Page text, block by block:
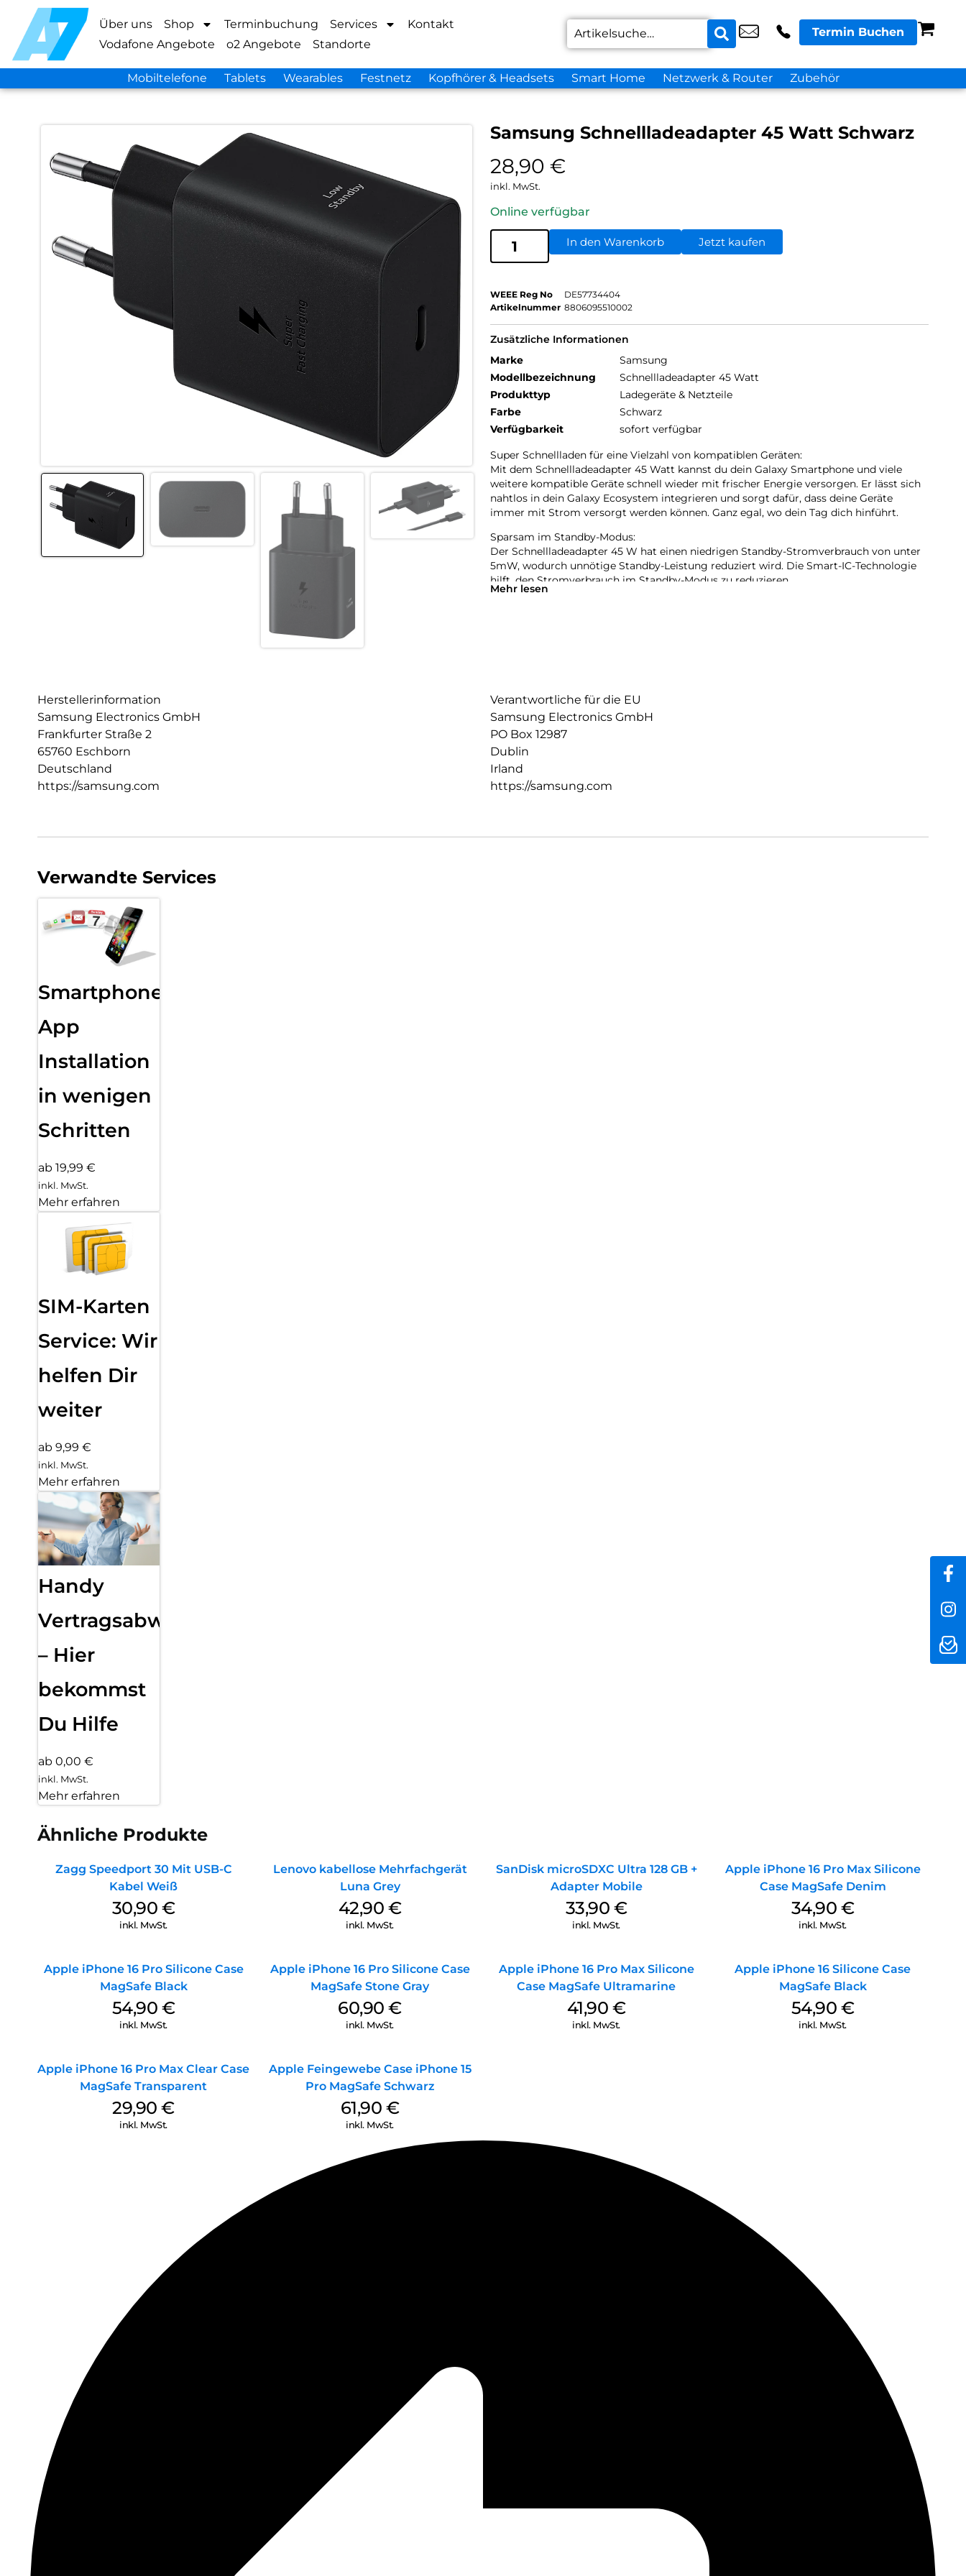
Über uns Shop Terminbuchung Services
Kontakt
Vodafone Angebote
o2 Angebote Standorte
Termin Buchen
Mobiltelefone Tablets Wearables Festnetz Kopfhörer & Headsets Smart Home Netzwerk & Router Zubehör
Samsung Schnellladeadapter 45 Watt Schwarz
28,90 €
inkl. MwSt.
Online verfügbar
In den Warenkorb Jetzt kaufen
WEEE Reg No
DE57734404
Artikelnummer 8806095510002
Zusätzliche Informationen
Marke
Samsung
Modellbezeichnung
Schnellladeadapter 45 Watt
Produkttyp
Ladegeräte & Netzteile
Farbe
Schwarz
Verfügbarkeit
sofort verfügbar
Super Schnellladen für eine Vielzahl von kompatiblen Geräten:
Mit dem Schnellladeadapter 45 Watt kannst du dein Galaxy Smartphone und viele
weitere kompatible Geräte schnell wieder mit frischer Energie versorgen. Er lässt sich
nahtlos in dein Galaxy Ecosystem integrieren und sorgt dafür, dass deine Geräte
immer mit Strom versorgt werden können. Ganz egal, wo dein Tag dich hinführt.
Sparsam im Standby-Modus:
Der Schnellladeadapter 45 W hat einen niedrigen Standby-Stromverbrauch von unter
5mW, wodurch unnötige Standby-Leistung reduziert wird. Die Smart-IC-Technologie
hilft, den Stromverbrauch im Standby-Modus zu reduzieren.
und sorgt so für ein sorgenfreies Ladeerlebnis. Versorge deine Geräte mit dem Wissen,
dass sie gut geschützt sind.
Mehr lesen
Herstellerinformation
Samsung Electronics GmbH
Frankfurter Straße 2
65760 Eschborn
Deutschland
https://samsung.com
Verantwortliche für die EU
Samsung Electronics GmbH
PO Box 12987
Dublin
Irland
https://samsung.com
Verwandte Services
Smartphone
App
Installation
in wenigen
Schritten
ab 19,99 €
inkl. MwSt.
Mehr erfahren
SIM-Karten
Service: Wir
helfen Dir
weiter
ab 9,99 €
inkl. MwSt.
Mehr erfahren
Handy
Vertragsabwicklung
– Hier
bekommst
Du Hilfe
ab 0,00 €
inkl. MwSt.
Mehr erfahren
Ähnliche Produkte
Zagg Speedport 30 Mit USB-C
Kabel Weiß
30,90 €
inkl. MwSt.
Lenovo kabellose Mehrfachgerät
Luna Grey
42,90 €
inkl. MwSt.
SanDisk microSDXC Ultra 128 GB +
Adapter Mobile
33,90 €
inkl. MwSt.
Apple iPhone 16 Pro Max Silicone
Case MagSafe Denim
34,90 €
inkl. MwSt.
Apple iPhone 16 Pro Silicone Case
MagSafe Black
54,90 €
inkl. MwSt.
Apple iPhone 16 Pro Silicone Case
MagSafe Stone Gray
60,90€
inkl. MwSt.
Apple iPhone 16 Pro Max Silicone
Case MagSafe Ultramarine
41,90 €
inkl. MwSt.
Apple iPhone 16 Silicone Case
MagSafe Black
54,90 €
inkl. MwSt.
Apple iPhone 16 Pro Max Clear Case
MagSafe Transparent
29,90€
inkl. MwSt.
Apple Feingewebe Case iPhone 15
Pro MagSafe Schwarz
61,90 €
inkl. MwSt.